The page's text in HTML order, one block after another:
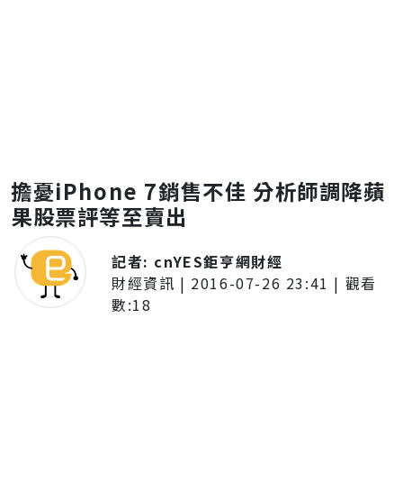
擔憂iPhone 7銷售不佳 分析師調降蘋
果股票評等至賣出
記者: cnYES鉅亨網財經
財經資訊 | 2016-07-26 23:41 | 觀看
數:18